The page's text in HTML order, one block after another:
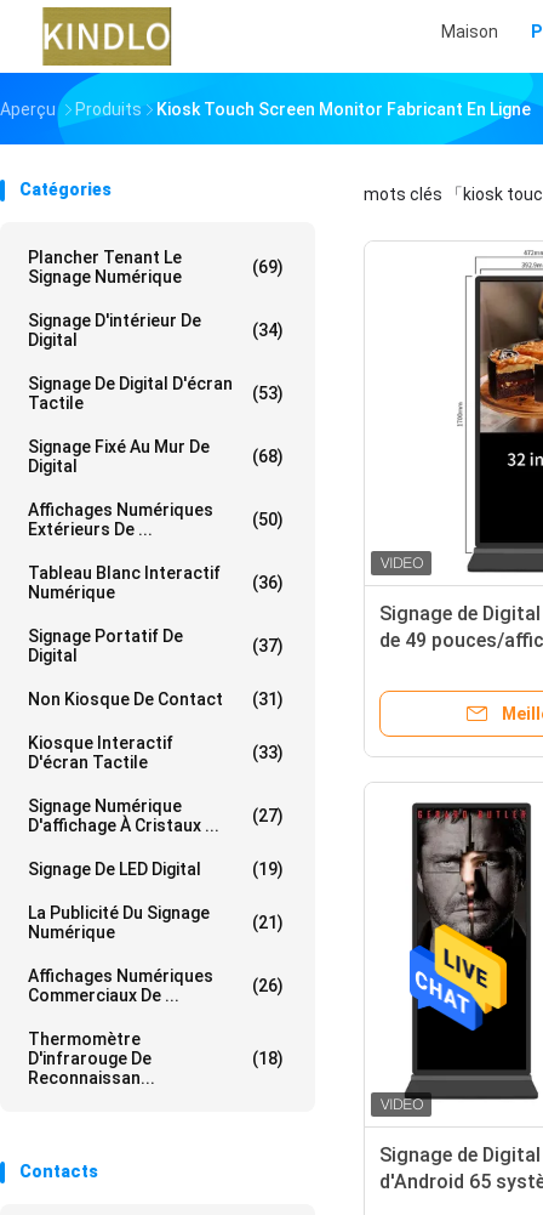
Maison
Aperçu Produits Kiosk Touch Screen Monitor Fabricant En Ligne
Catégories
Plancher Tenant Le
Signage Numérique
(69)
Signage D'intérieur De
Digital
(34)
Signage De Digital D'écran
Tactile
(53)
Signage Fixé Au Mur De
Digital
(68)
Affichages Numériques
Extérieurs De ...
(50)
Tableau Blanc Interactif
Numérique
(36)
Signage Portatif De
Digital
(37)
Non Kiosque De Contact (31)
Kiosque Interactif
D'écran Tactile
(33)
Signage Numérique
D'affichage À Cristaux ...
(27)
Signage De LED Digital (19)
La Publicité Du Signage
Numérique
(21)
Affichages Numériques
Commerciaux De ...
(26)
Thermomètre
D'infrarouge De
Reconnaissan...
(18)
Contacts
mots clés 「kiosk
Signage de
de 49 pouces/
de Hd
Signage de
d'Android 65